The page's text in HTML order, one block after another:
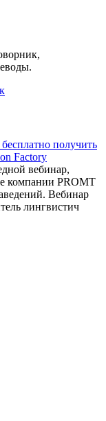
получить
Factory
вебинар,
компании PROMT
Вебинар
лингвистич